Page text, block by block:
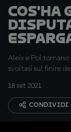
Cos'ha
Aleix e Pol tornano
svoltasi sul finire
18 set 2021
CONDIVIDI